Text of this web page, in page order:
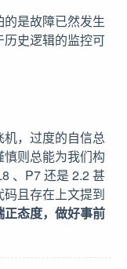
是故障已然发生
史逻辑的监控可
，过度的自信总
则总能为我们构
、P7 还是 2.2 甚
且存在上文提到
正态度，做好事前